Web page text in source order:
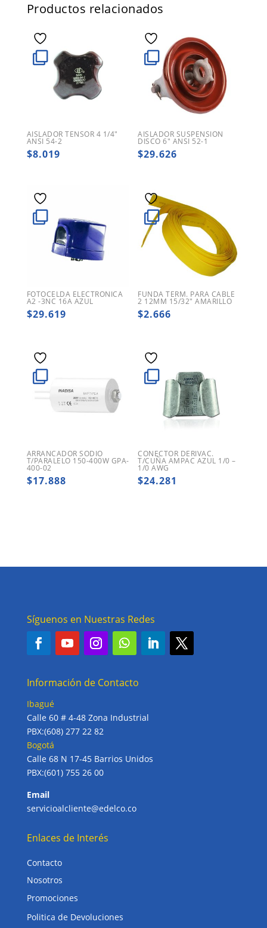
Productos relacionados
AISLADOR TENSOR 4 1/4″
ANSI 54-2
$8.019
AISLADOR SUSPENSION
DISCO 6″ ANSI 52-1
$29.626
FOTOCELDA ELECTRONICA
A2 -3NC 16A AZUL
$29.619
FUNDA TERM. PARA CABLE
2 12MM 15/32″ AMARILLO
$2.666
ARRANCADOR SODIO
T/PARALELO 150-400W GPA-
400-02
$17.888
CONECTOR DERIVAC.
T/CUÑA AMPAC AZUL 1/0 –
1/0 AWG
$24.281
Síguenos en Nuestras Redes
Información de Contacto
Ibagué
Calle 60 # 4-48 Zona Industrial
PBX:(608) 277 22 82
Bogotá
Calle 68 N 17-45 Barrios Unidos
PBX:(601) 755 26 00
Email
servicioalcliente@edelco.co
Enlaces de Interés
Contacto
Nosotros
Promociones
Politica de Devoluciones